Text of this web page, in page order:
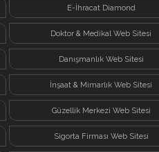
E-İhracat Diamond
Doktor & Medikal Web Sitesi
Danışmanlık Web Sitesi
İnşaat & Mimarlık Web Sitesi
Güzellik Merkezi Web Sitesi
Sigorta Firması Web Sitesi